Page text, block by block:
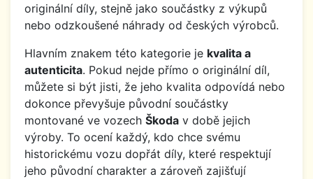
originální díly, stejně jako součástky z výkupů
nebo odzkoušené náhrady od českých výrobců.
Hlavním znakem této kategorie je kvalita a
autenticita. Pokud nejde přímo o originální díl,
můžete si být jisti, že jeho kvalita odpovídá nebo
dokonce převyšuje původní součástky
montované ve vozech Škoda v době jejich
výroby. To ocení každý, kdo chce svému
historickému vozu dopřát díly, které respektují
jeho původní charakter a zároveň zajišťují